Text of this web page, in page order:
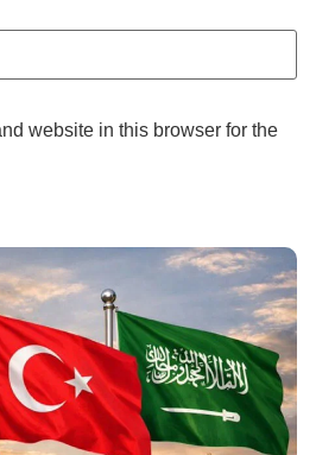
website in this browser for the